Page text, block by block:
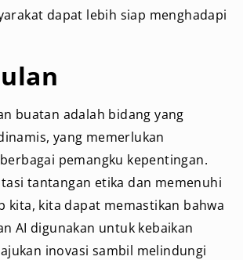
dapat lebih siap menghadapi
buatan adalah bidang yang
yang memerlukan
pemangku kepentingan.
tantangan etika dan memenuhi
kita, kita dapat memastikan bahwa
AI digunakan untuk kebaikan
inovasi sambil melindungi